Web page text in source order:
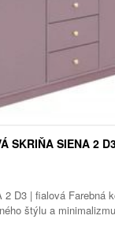
SKRIŇA SIENA 2
D3 | fialová Farebná
štýlu a